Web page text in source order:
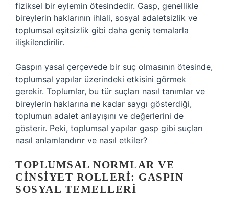
fiziksel bir eylemin ötesindedir. Gasp, genellikle
bireylerin haklarının ihlali, sosyal adaletsizlik ve
toplumsal eşitsizlik gibi daha geniş temalarla
ilişkilendirilir.
Gaspın yasal çerçevede bir suç olmasının ötesinde,
toplumsal yapılar üzerindeki etkisini görmek
gerekir. Toplumlar, bu tür suçları nasıl tanımlar ve
bireylerin haklarına ne kadar saygı gösterdiği,
toplumun adalet anlayışını ve değerlerini de
gösterir. Peki, toplumsal yapılar gasp gibi suçları
nasıl anlamlandırır ve nasıl etkiler?
TOPLUMSAL NORMLAR VE
CINSIYET ROLLERI: GASPIN
SOSYAL TEMELLERI